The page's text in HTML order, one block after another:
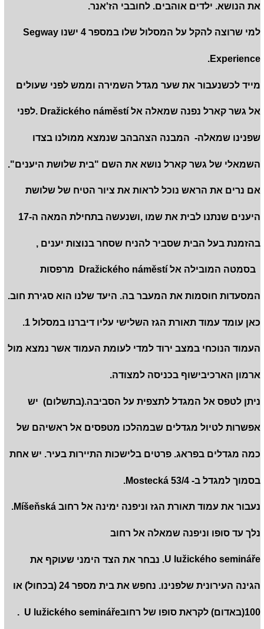
את הנושא. ילדים אוהבים. לחובבי הז'אנר.
למי שרוצה להקל על המסלול שלו במספר 4 ישנו Segway
Experience.
מייד לכשנעבור את שער מגדל השמירה וממש לפני שעולים
אל גשר קארל נפנה שמאלה אל Dražického náměstí .לפני
שפנינו שמאלה- המבנה הצהבהב שנמצא ממולנו בצדו
השמאלי של גשר קארל נושא את השם "בית שלושת היענים".
אם נרים את הראש נוכל לראות את ציור הטיח של שלושת
היענים שנתנו לבית את שמו ,ושנעשה בתחילת המאה ה-17
בהזמנת בעל הבית שסביר להניח שסחר בנוצות יענים ,
בסמטה המובילה אל Dražického náměstí מרפסות
המסעדות חוסמות את המעבר בה. היעד שלנו הוא סגירת חוב.
כאן עומד עמוד תאורת הגז השלישי עליו דיברנו במסלול 1.
העמוד הנוכחי במצב ירוד למדי לעומת העמוד אשר נמצא מול
ארמון הארכיבישוף בכניסה למצודה.
ניתן לטפס אל המגדל לתצפית על הסביבה.(בתשלום) יש
אפשרות לטיול מגדלים שבמהלכו מטפסים אל ראשיהם של
כמה מגדלים בפראג. פרטים בלישכות התיירות בעיר. יש אחת
בסמוך למגדל ב- Mostecká 53/4.
נעבור את עמוד תאורת הגז וניפנה ימינה אל רחוב Míšeňská.
נלך עד סופו וניפנה שמאלה אל רחוב
U lužického semináře. נבחר את הצד הימני שעוקף את
הגינה העירונית שלפנינו. נחפש את בית מספר 24 (בכחול) או
100(באדום) לקראת סופו של רחובU lužického semináře .